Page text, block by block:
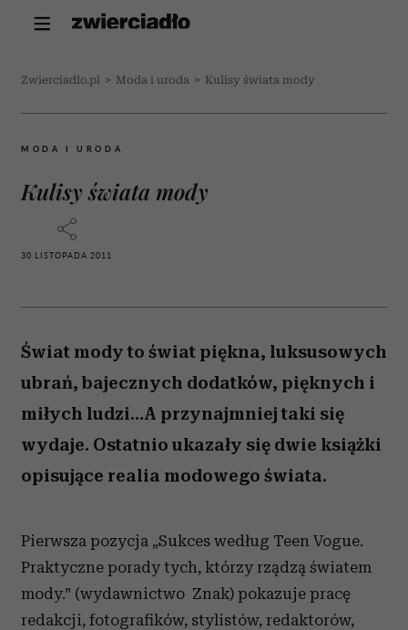
Zwierciadlo.pl > Moda i uroda > Kulisy świata mody
MODA I URODA
Kulisy świata mody
30 LISTOPADA 2011
Świat mody to świat piękna, luksusowych
ubrań, bajecznych dodatków, pięknych i
miłych ludzi…A przynajmniej taki się
wydaje. Ostatnio ukazały się dwie książki
opisujące realia modowego świata.
Pierwsza pozycja „Sukces według Teen Vogue.
Praktyczne porady tych, którzy rządzą światem
mody.” (wydawnictwo Znak) pokazuje pracę
redakcji, fotografików, stylistów, redaktorów,